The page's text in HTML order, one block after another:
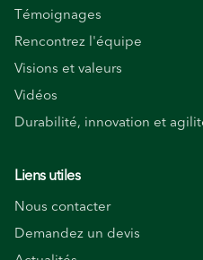
Témoignages
Rencontrez l'équipe
Visions et valeurs
Vidéos
Durabilité, innovation et
Liens utiles
Nous contacter
Demandez un devis